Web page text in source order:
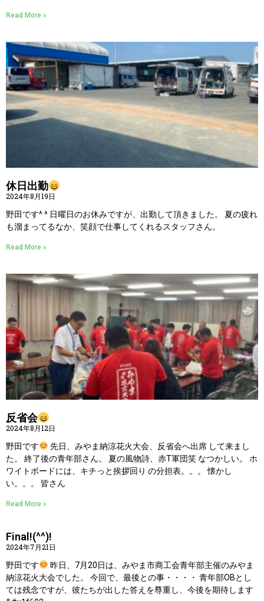
Read More »
休日出勤
2024年8月19日
野田です^ ^ 日曜日のお休みですが、出勤して頂きました。 夏の疲れ
も溜まってるなか、笑顔で仕事してくれるスタッフさん。
Read More »
反省会
2024年8月12日
野田です
先日、みやま納涼花火大会、反省会へ出席 して来まし
た。 終了後の青年部さん。 夏の風物詩、赤T軍団笑 なつかしい。 ホ
ワイトボードには、キチっと挨拶回り の分担表。。。 懐かし
い。。。 皆さん
Read More »
Final!(^^)!
2024年7月21日
野田です
昨日、7月20日は、みやま市商工会青年部主催のみやま
納涼花火大会でした。 今回で、最後との事・・・・ 青年部OBとし
ては残念ですが、彼たちが出した答えを尊重し、今後を期待します